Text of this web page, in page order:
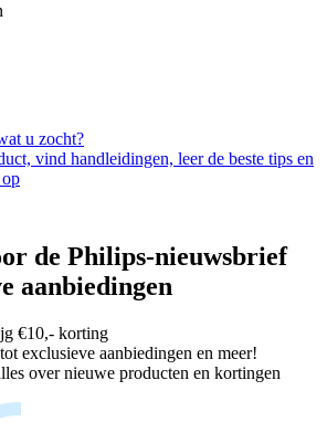
u zocht?
vind handleidingen, leer de beste tips en
de Philips-nieuwsbrief
aanbiedingen
€10,- korting
exclusieve aanbiedingen en meer!
over nieuwe producten en kortingen